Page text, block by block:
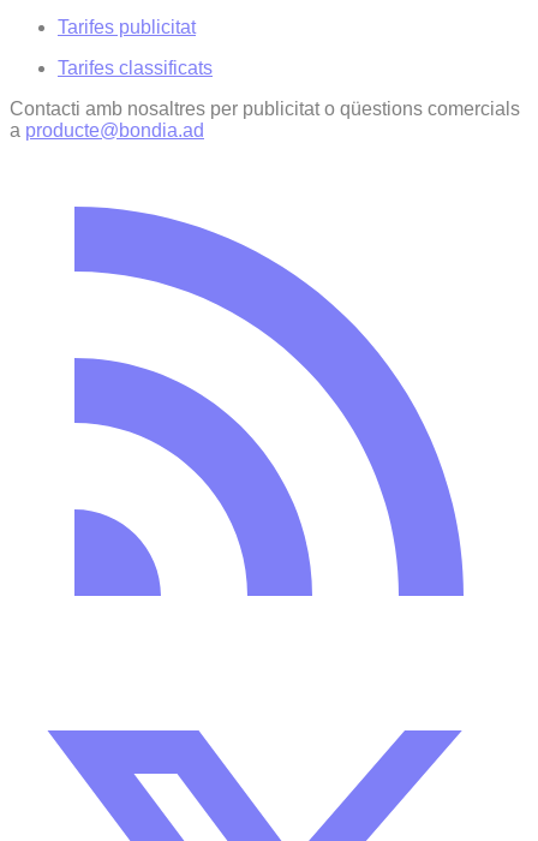
Tarifes publicitat
Tarifes classificats
Contacti amb nosaltres per publicitat o qüestions comercials
a producte@bondia.ad